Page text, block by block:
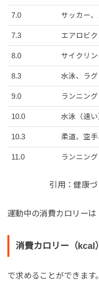
7.0 サッカー
7.3 エアロビ
8.0 サイクリン
8.3 水泳、ラグ
9.0 ランニング
10.0 水泳（速い
10.3 柔道、空
11.0 ランニング
引用：健康
運動中の消費カロリーは
消費カロリー（kcal
で求めることができます。